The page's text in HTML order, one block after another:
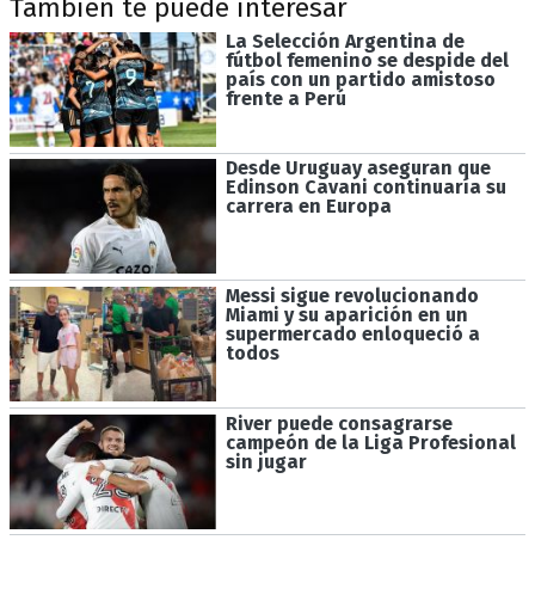
También te puede interesar
La Selección Argentina de
fútbol femenino se despide del
país con un partido amistoso
frente a Perú
Desde Uruguay aseguran que
Edinson Cavani continuaría su
carrera en Europa
Messi sigue revolucionando
Miami y su aparición en un
supermercado enloqueció a
todos
River puede consagrarse
campeón de la Liga Profesional
sin jugar